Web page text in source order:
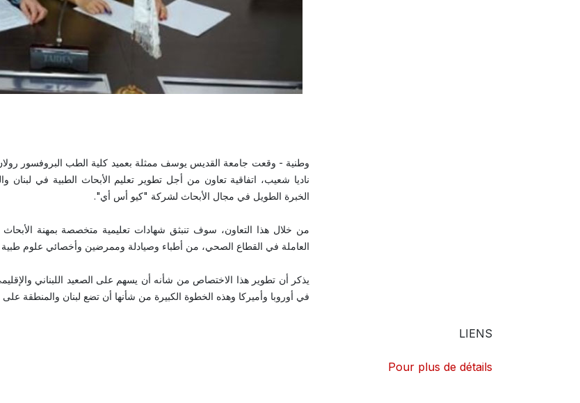
وطنية - وقعت جامعة القديس يوسف ممثلة بعميد كلية الطب البروفسور
ناديا شعيب، اتفاقية تعاون من أجل تطوير تعليم الأبحاث الطبية في لبنان
الخبرة الطويل في مجال الأبحاث لشركة "كيو أس أي".
من خلال هذا التعاون، سوف تنبثق شهادات تعليمية متخصصة بمهنة الأبحاث
العاملة في القطاع الصحي، من أطباء وصيادلة وممرضين وأخصائي علوم
يذكر أن تطوير هذا الاختصاص من شأنه أن يسهم على الصعيد اللبناني
في أوروبا وأميركا وهذه الخطوة الكبيرة من شأنها أن تضع لبنان والمنطقة
LIENS
Pour plus de détails